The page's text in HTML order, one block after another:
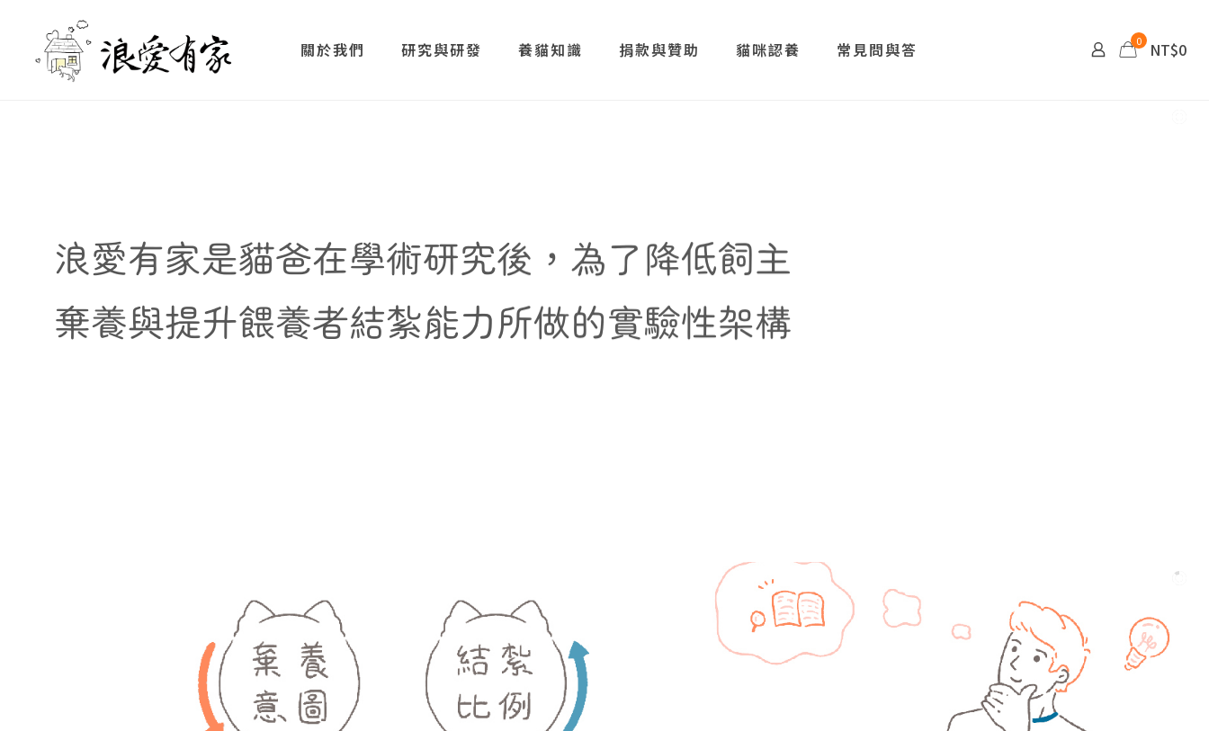
關於我們 研究與研發 養貓知識 捐款與贊助 貓咪認養 常見問與答 0 NT$0
浪愛有家是貓爸在學術研究後，為了降低飼主
棄養與提升餵養者結紮能力所做的實驗性架構